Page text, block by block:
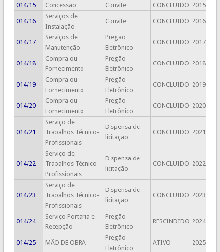
014/15 Concessão Convite CONCLUIDO 2015
014/16
Serviços de
Instalação
Convite CONCLUIDO 2016
014/17
Serviços de
Manutenção
Pregão
Eletrônico
CONCLUIDO 2017
014/18
Compra ou
Fornecimento
Pregão
Eletrônico
CONCLUIDO 2018
014/19
Compra ou
Fornecimento
Pregão
Eletrônico
CONCLUIDO 2019
014/20
Compra ou
Fornecimento
Pregão
Eletrônico
CONCLUIDO 2020
014/21
Serviço de
Trabalhos Técnico-
Profissionais
Dispensa de
licitação
CONCLUIDO 2021
014/22
Serviço de
Trabalhos Técnico-
Profissionais
Dispensa de
licitação
CONCLUIDO 2022
014/23
Serviço de
Trabalhos Técnico-
Profissionais
Dispensa de
licitação
CONCLUIDO 2023
014/24
Serviço Portaria e
Recepção
Pregão
Eletrônico
RESCINDIDO 2024
014/25 MÃO DE OBRA
Pregão
Eletrônico
ATIVO 2025